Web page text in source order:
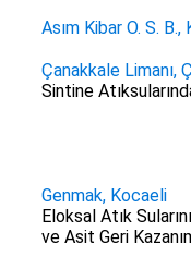
Asım Kibar O. S. B.,
Çanakkale Limanı,
Sintine
Genmak, Kocaeli
Eloksal Atık
ve Asit Geri